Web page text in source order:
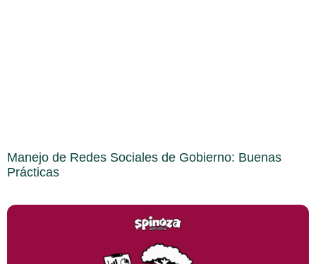
Manejo de Redes Sociales de Gobierno: Buenas
Prácticas